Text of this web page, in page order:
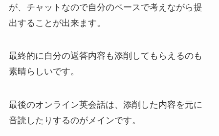
が、チャットなので自分のペースで考えながら提
出することが出来ます。
最終的に自分の返答内容も添削してもらえるのも
素晴らしいです。
最後のオンライン英会話は、添削した内容を元に
音読したりするのがメインです。